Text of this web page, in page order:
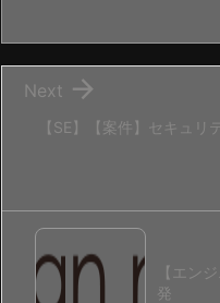
【SE】【案件】セキュリ

Next
【エン
発